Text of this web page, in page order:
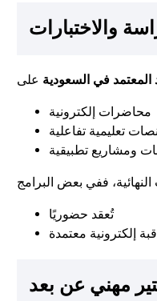
والاختبارات
المعتمد في السعودية
محاضرات إلكترونية
تعليمية تفاعلية
ومشاريع تطبيقية
تُعقد حضوريًا
إلكترونية معتمدة
مهني عن بعد